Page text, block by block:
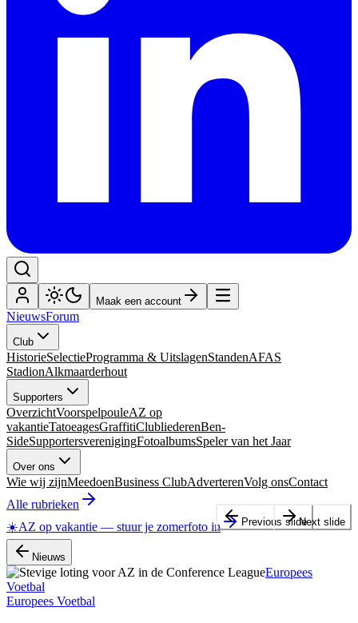
Maak een account
NieuwsForum
Club
HistorieSelectieProgramma & UitslagenStandenAFAS
StadionAlkmaarderhout
Supporters
OverzichtVoorspelpouleAZ op
vakantieTatoeagesGraffitiClubliederenBen-
SideSupportersverenigingFotoalbumsSpeler van het Jaar
Over ons
Wie wij zijnMeedoenBusiness ClubAdverterenVolg onsContact
Alle rubrieken
☀️AZ op vakantie — stuur je zomerfoto in
Nieuws
Europees
Voetbal
Europees Voetbal
Previous slideNext slide